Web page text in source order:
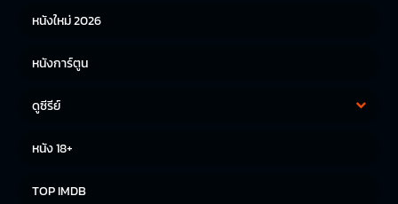
หนังใหม่ 2026
หนังการ์ตูน
ดูซีรีย์
หนัง 18+
TOP IMDB